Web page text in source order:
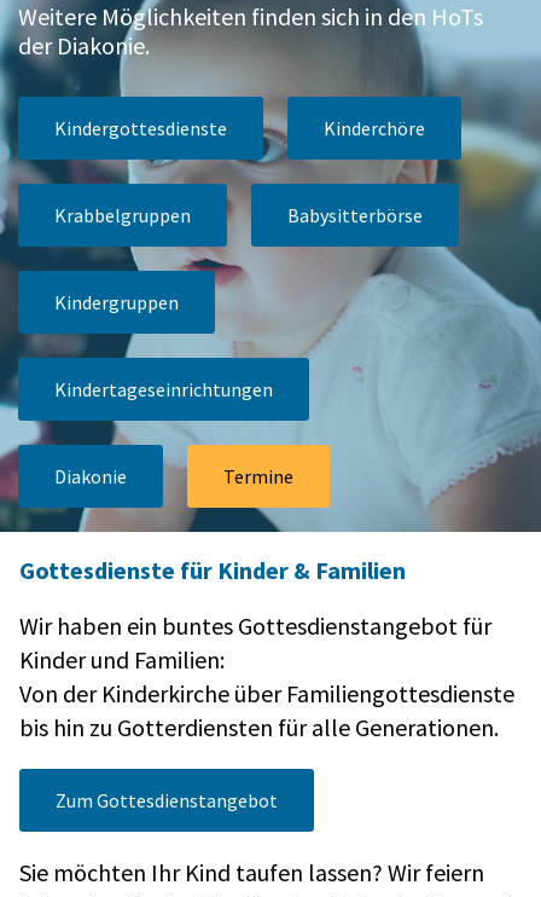
Weitere Möglichkeiten finden sich in den HoTs
der Diakonie.
Kindergottesdienste Kinderchöre
Krabbelgruppen Babysitterbörse
Kindergruppen
Kindertageseinrichtungen
Diakonie Termine
Gottesdienste für Kinder & Familien
Wir haben ein buntes Gottesdienstangebot für
Kinder und Familien:
Von der Kinderkirche über Familiengottesdienste
bis hin zu Gotterdiensten für alle Generationen.
Zum Gottesdienstangebot
Sie möchten Ihr Kind taufen lassen? Wir feiern